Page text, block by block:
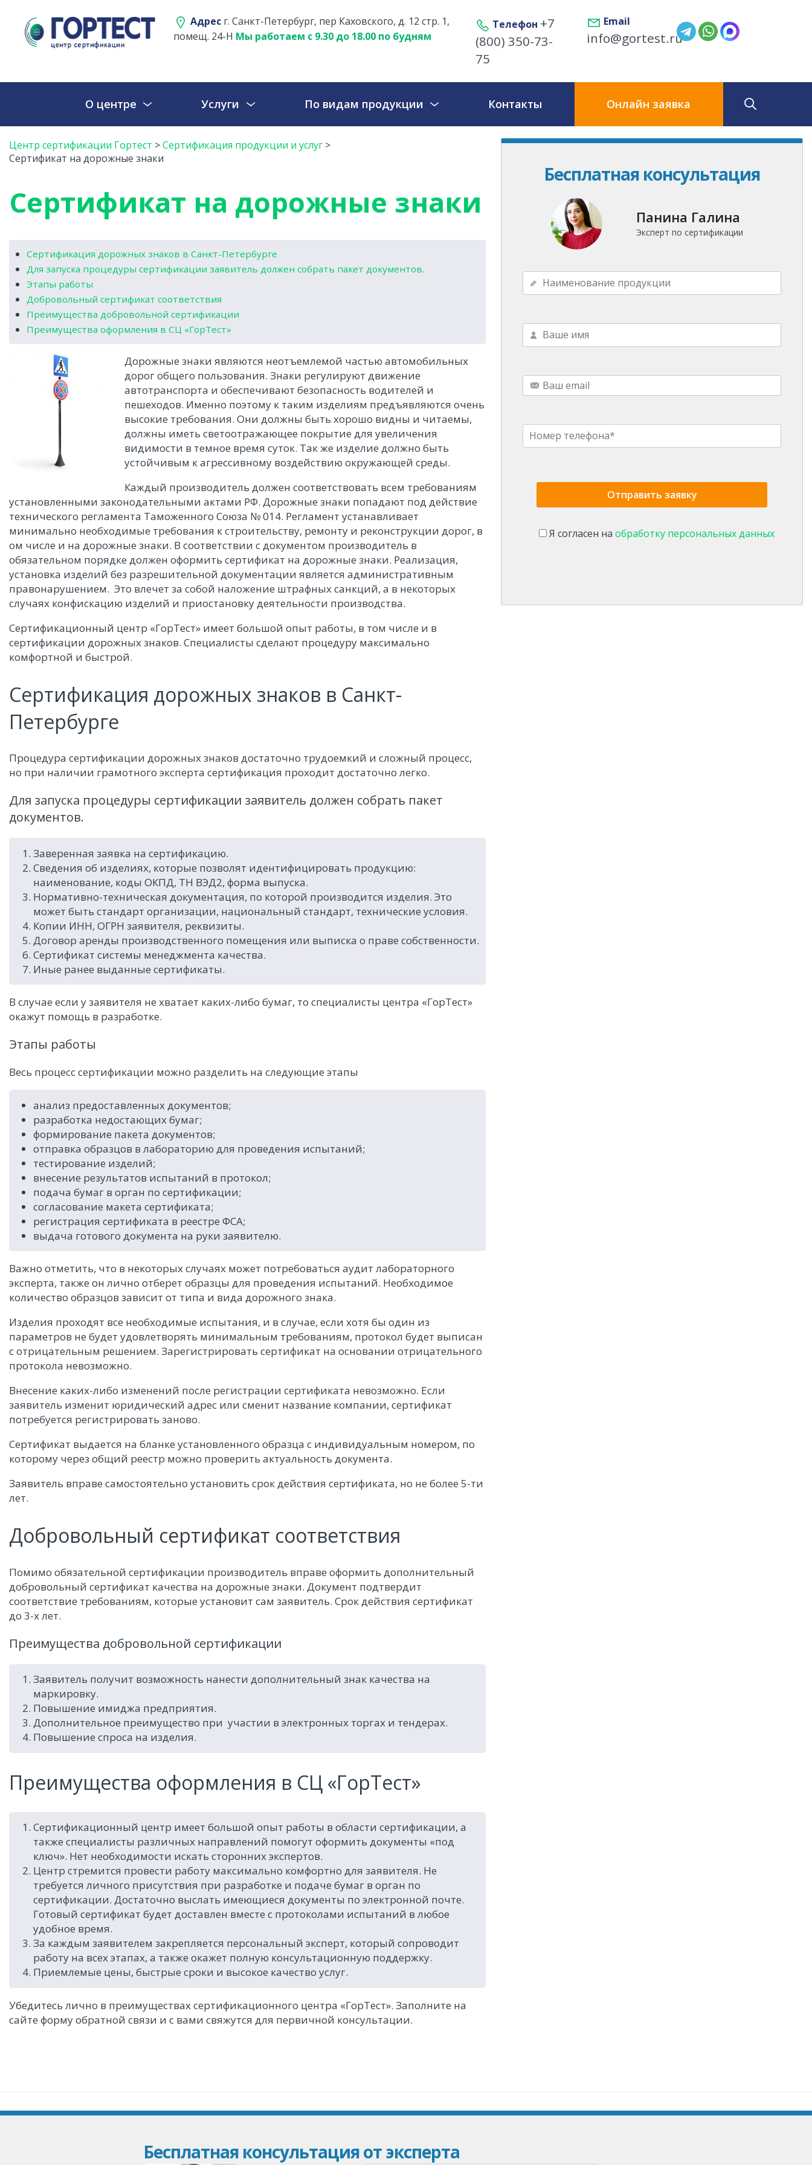
Адрес г. Санкт-Петербург, пер Каховского, д. 12 стр. 1,
помещ. 24-Н Мы работаем с 9.30 до 18.00 по будням
Телефон +7
(800) 350-73-
75
Email
info@gortest.ru
О центре Услуги По видам продукции Контакты Онлайн заявка
Центр сертификации Гортест >Сертификация продукции и услуг >
Сертификат на дорожные знаки
Сертификат на дорожные знаки
Сертификация дорожных знаков в Санкт-Петербурге
Для запуска процедуры сертификации заявитель должен собрать пакет документов.
Этапы работы
Добровольный сертификат соответствия
Преимущества добровольной сертификации
Преимущества оформления в СЦ «ГорТест»
Дорожные знаки являются неотъемлемой частью автомобильных
дорог общего пользования. Знаки регулируют движение
автотранспорта и обеспечивают безопасность водителей и
пешеходов. Именно поэтому к таким изделиям предъявляются очень
высокие требования. Они должны быть хорошо видны и читаемы,
должны иметь светоотражающее покрытие для увеличения
видимости в темное время суток. Так же изделие должно быть
устойчивым к агрессивному воздействию окружающей среды.
Каждый производитель должен соответствовать всем требованиям
установленными законодательными актами РФ. Дорожные знаки попадают под действие
технического регламента Таможенного Союза № 014. Регламент устанавливает
минимально необходимые требования к строительству, ремонту и реконструкции дорог, в
ом числе и на дорожные знаки. В соответствии с документом производитель в
обязательном порядке должен оформить сертификат на дорожные знаки. Реализация,
установка изделий без разрешительной документации является административным
правонарушением. Это влечет за собой наложение штрафных санкций, а в некоторых
случаях конфискацию изделий и приостановку деятельности производства.
Сертификационный центр «ГорТест» имеет большой опыт работы, в том числе и в
сертификации дорожных знаков. Специалисты сделают процедуру максимально
комфортной и быстрой.
Сертификация дорожных знаков в Санкт-
Петербурге
Процедура сертификации дорожных знаков достаточно трудоемкий и сложный процесс,
но при наличии грамотного эксперта сертификация проходит достаточно легко.
Для запуска процедуры сертификации заявитель должен собрать пакет
документов.
Заверенная заявка на сертификацию.
Сведения об изделиях, которые позволят идентифицировать продукцию:
наименование, коды ОКПД, ТН ВЭД2, форма выпуска.
Нормативно-техническая документация, по которой производится изделия. Это
может быть стандарт организации, национальный стандарт, технические условия.
Копии ИНН, ОГРН заявителя, реквизиты.
Договор аренды производственного помещения или выписка о праве собственности.
Сертификат системы менеджмента качества.
Иные ранее выданные сертификаты.
В случае если у заявителя не хватает каких-либо бумаг, то специалисты центра «ГорТест»
окажут помощь в разработке.
Этапы работы
Весь процесс сертификации можно разделить на следующие этапы
анализ предоставленных документов;
разработка недостающих бумаг;
формирование пакета документов;
отправка образцов в лабораторию для проведения испытаний;
тестирование изделий;
внесение результатов испытаний в протокол;
подача бумаг в орган по сертификации;
согласование макета сертификата;
регистрация сертификата в реестре ФСА;
выдача готового документа на руки заявителю.
Важно отметить, что в некоторых случаях может потребоваться аудит лабораторного
эксперта, также он лично отберет образцы для проведения испытаний. Необходимое
количество образцов зависит от типа и вида дорожного знака.
Изделия проходят все необходимые испытания, и в случае, если хотя бы один из
параметров не будет удовлетворять минимальным требованиям, протокол будет выписан
с отрицательным решением. Зарегистрировать сертификат на основании отрицательного
протокола невозможно.
Внесение каких-либо изменений после регистрации сертификата невозможно. Если
заявитель изменит юридический адрес или сменит название компании, сертификат
потребуется регистрировать заново.
Сертификат выдается на бланке установленного образца с индивидуальным номером, по
которому через общий реестр можно проверить актуальность документа.
Заявитель вправе самостоятельно установить срок действия сертификата, но не более 5-ти
лет.
Добровольный сертификат соответствия
Помимо обязательной сертификации производитель вправе оформить дополнительный
добровольный сертификат качества на дорожные знаки. Документ подтвердит
соответствие требованиям, которые установит сам заявитель. Срок действия сертификат
до 3-х лет.
Преимущества добровольной сертификации
Заявитель получит возможность нанести дополнительный знак качества на
маркировку.
Повышение имиджа предприятия.
Дополнительное преимущество при участии в электронных торгах и тендерах.
Повышение спроса на изделия.
Преимущества оформления в СЦ «ГорТест»
Сертификационный центр имеет большой опыт работы в области сертификации, а
также специалисты различных направлений помогут оформить документы «под
ключ». Нет необходимости искать сторонних экспертов.
Центр стремится провести работу максимально комфортно для заявителя. Не
требуется личного присутствия при разработке и подаче бумаг в орган по
сертификации. Достаточно выслать имеющиеся документы по электронной почте.
Готовый сертификат будет доставлен вместе с протоколами испытаний в любое
удобное время.
За каждым заявителем закрепляется персональный эксперт, который сопроводит
работу на всех этапах, а также окажет полную консультационную поддержку.
Приемлемые цены, быстрые сроки и высокое качество услуг.
Убедитесь лично в преимуществах сертификационного центра «ГорТест». Заполните на
сайте форму обратной связи и с вами свяжутся для первичной консультации.
Бесплатная консультация
Панина Галина
Эксперт по сертификации
Я согласен на обработку персональных данных
Бесплатная консультация от эксперта